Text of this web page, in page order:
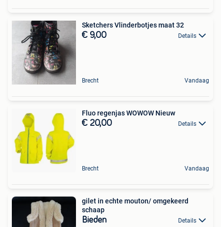
Sketchers Vlinderbotjes maat 32
€ 9,00 Details
Brecht Vandaag
Fluo regenjas WOWOW Nieuw
€ 20,00 Details
Brecht Vandaag
gilet in echte mouton/ omgekeerd
schaap
Bieden Details